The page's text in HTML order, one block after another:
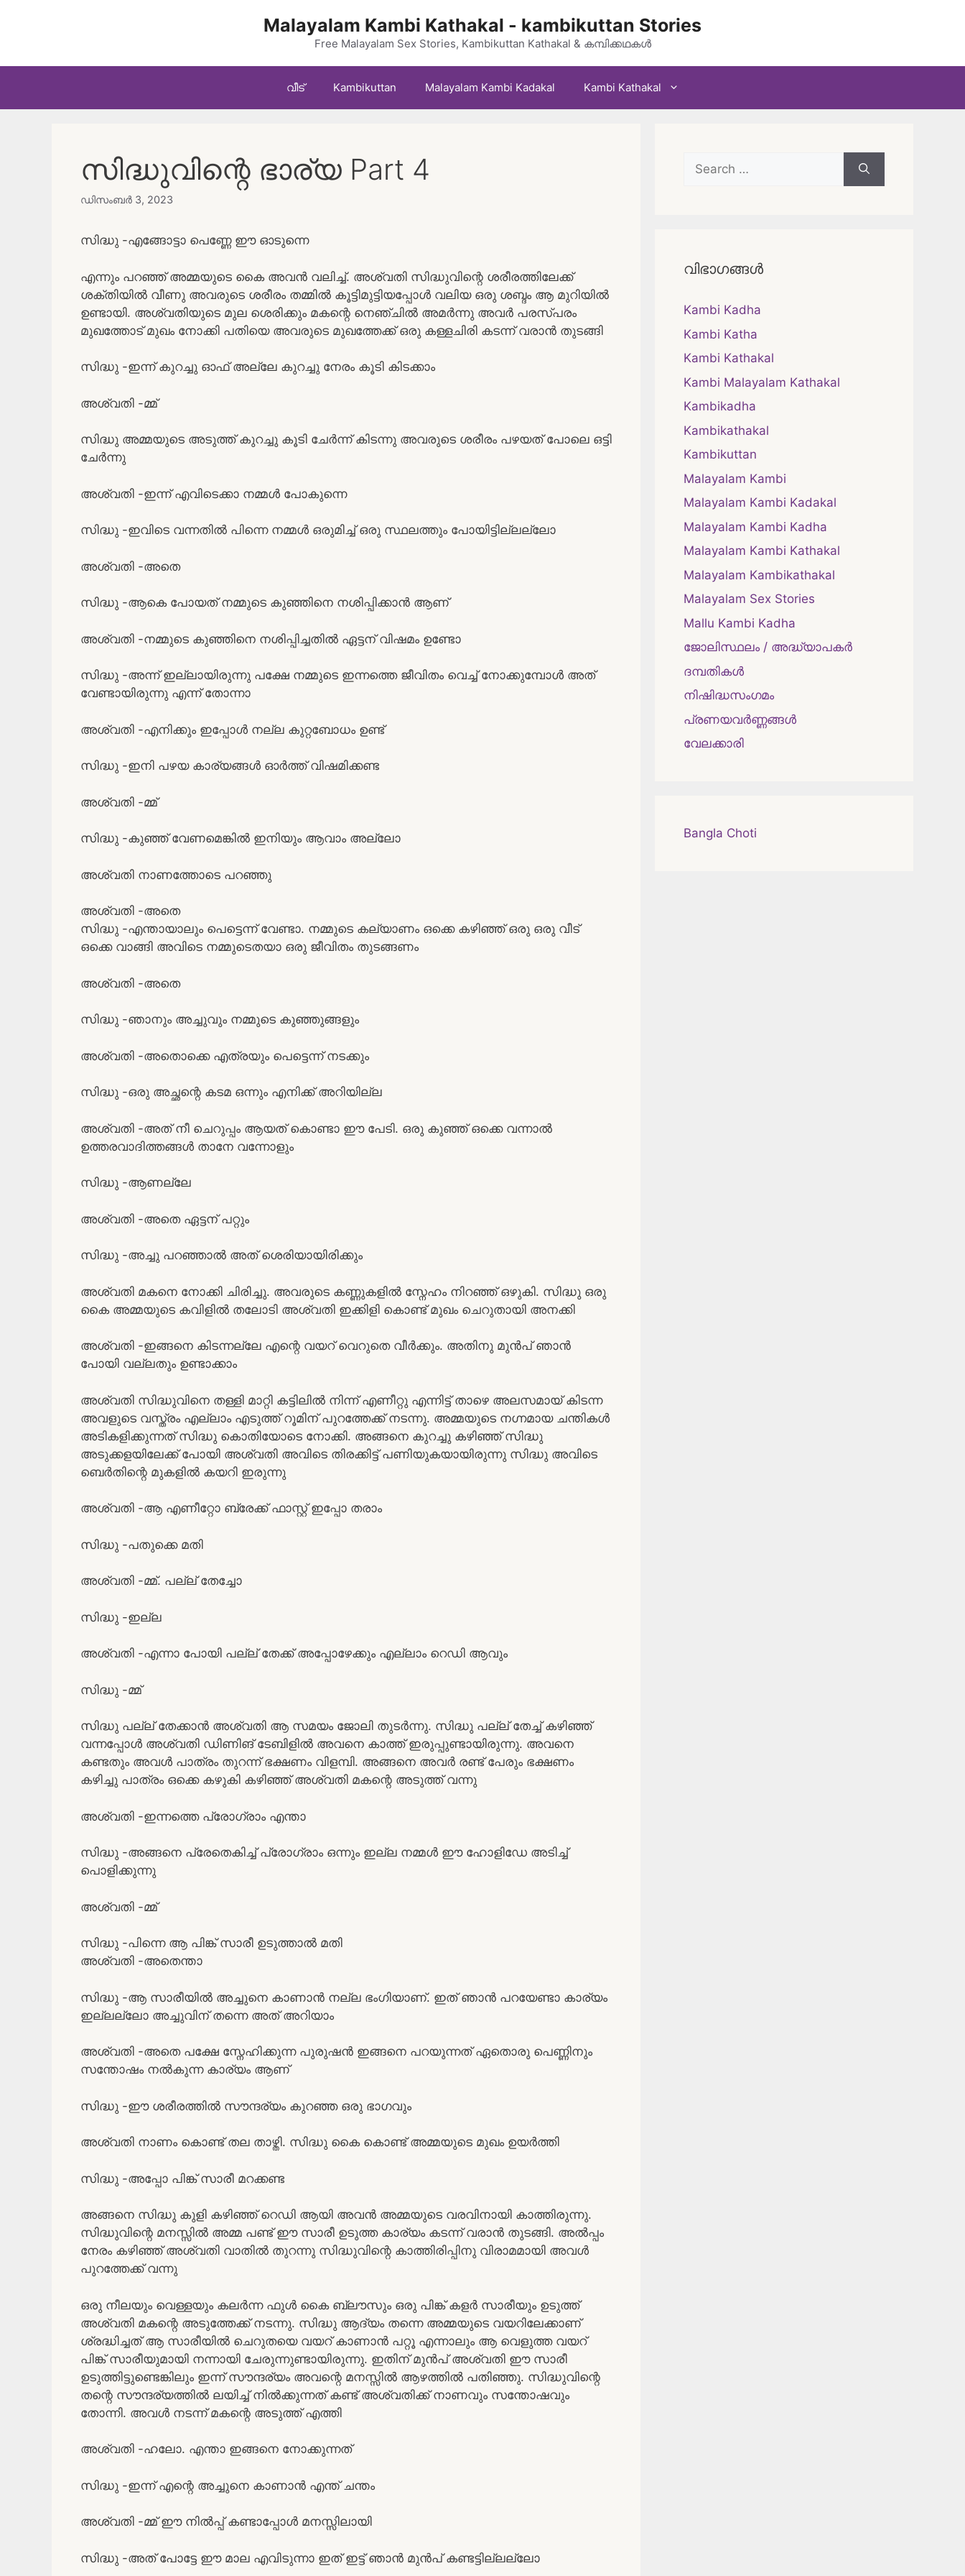
Malayalam Kambi Kathakal - kambikuttan Stories
Free Malayalam Sex Stories, Kambikuttan Kathakal & കമ്പിക്കഥകൾ
വീട് Kambikuttan Malayalam Kambi Kadakal Kambi Kathakal
സിദ്ധുവിന്റെ ഭാര്യ Part 4
ഡിസംബർ 3, 2023
സിദ്ധു -എങ്ങോട്ടാ പെണ്ണേ ഈ ഓടുന്നെ
എന്നും പറഞ്ഞ് അമ്മയുടെ കൈ അവൻ വലിച്ച്. അശ്വതി സിദ്ധുവിന്റെ ശരീരത്തിലേക്ക്
ശക്തിയിൽ വീണു അവരുടെ ശരീരം തമ്മിൽ കൂട്ടിമുട്ടിയപ്പോൾ വലിയ ഒരു ശബ്ദം ആ മുറിയിൽ
ഉണ്ടായി. അശ്വതിയുടെ മുല ശെരിക്കും മകന്റെ നെഞ്ചിൽ അമർന്നു അവർ പരസ്പരം
മുഖത്തോട് മുഖം നോക്കി പതിയെ അവരുടെ മുഖത്തേക്ക് ഒരു കള്ളചിരി കടന്ന് വരാൻ തുടങ്ങി
സിദ്ധു -ഇന്ന് കുറച്ചു ഓഫ്‌ അല്ലേ കുറച്ചു നേരം കൂടി കിടക്കാം
അശ്വതി -മ്മ്
സിദ്ധു അമ്മയുടെ അടുത്ത് കുറച്ചു കൂടി ചേർന്ന് കിടന്നു അവരുടെ ശരീരം പഴയത് പോലെ ഒട്ടി
ചേർന്നു
അശ്വതി -ഇന്ന് എവിടെക്കാ നമ്മൾ പോകുന്നെ
സിദ്ധു -ഇവിടെ വന്നതിൽ പിന്നെ നമ്മൾ ഒരുമിച്ച് ഒരു സ്ഥലത്തും പോയിട്ടില്ലല്ലോ
അശ്വതി -അതെ
സിദ്ധു -ആകെ പോയത് നമ്മുടെ കുഞ്ഞിനെ നശിപ്പിക്കാൻ ആണ്
അശ്വതി -നമ്മുടെ കുഞ്ഞിനെ നശിപ്പിച്ചതിൽ ഏട്ടന് വിഷമം ഉണ്ടോ
സിദ്ധു -അന്ന് ഇല്ലായിരുന്നു പക്ഷേ നമ്മുടെ ഇന്നത്തെ ജീവിതം വെച്ച് നോക്കുമ്പോൾ അത്
വേണ്ടായിരുന്നു എന്ന് തോന്നാ
അശ്വതി -എനിക്കും ഇപ്പോൾ നല്ല കുറ്റബോധം ഉണ്ട്
സിദ്ധു -ഇനി പഴയ കാര്യങ്ങൾ ഓർത്ത് വിഷമിക്കണ്ട
അശ്വതി -മ്മ്
സിദ്ധു -കുഞ്ഞ് വേണമെങ്കിൽ ഇനിയും ആവാം അല്ലോ
അശ്വതി നാണത്തോടെ പറഞ്ഞു
അശ്വതി -അതെ
സിദ്ധു -എന്തായാലും പെട്ടെന്ന് വേണ്ടാ. നമ്മുടെ കല്യാണം ഒക്കെ കഴിഞ്ഞ് ഒരു ഒരു വീട്
ഒക്കെ വാങ്ങി അവിടെ നമ്മുടെതയാ ഒരു ജീവിതം തുടങ്ങണം
അശ്വതി -അതെ
സിദ്ധു -ഞാനും അച്ചുവും നമ്മുടെ കുഞ്ഞുങ്ങളും
അശ്വതി -അതൊക്കെ എത്രയും പെട്ടെന്ന് നടക്കും
സിദ്ധു -ഒരു അച്ഛന്റെ കടമ ഒന്നും എനിക്ക് അറിയില്ല
അശ്വതി -അത് നീ ചെറുപ്പം ആയത് കൊണ്ടാ ഈ പേടി. ഒരു കുഞ്ഞ് ഒക്കെ വന്നാൽ
ഉത്തരവാദിത്തങ്ങൾ താനേ വന്നോളും
സിദ്ധു -ആണല്ലേ
അശ്വതി -അതെ ഏട്ടന് പറ്റും
സിദ്ധു -അച്ചു പറഞ്ഞാൽ അത് ശെരിയായിരിക്കും
അശ്വതി മകനെ നോക്കി ചിരിച്ചു. അവരുടെ കണ്ണുകളിൽ സ്നേഹം നിറഞ്ഞ് ഒഴുകി. സിദ്ധു ഒരു
കൈ അമ്മയുടെ കവിളിൽ തലോടി അശ്വതി ഇക്കിളി കൊണ്ട് മുഖം ചെറുതായി അനക്കി
അശ്വതി -ഇങ്ങനെ കിടന്നല്ലേ എന്റെ വയറ് വെറുതെ വീർക്കും. അതിനു മുൻപ് ഞാൻ
പോയി വല്ലതും ഉണ്ടാക്കാം
അശ്വതി സിദ്ധുവിനെ തള്ളി മാറ്റി കട്ടിലിൽ നിന്ന് എണീറ്റു എന്നിട്ട് താഴെ അലസമായ്‌ കിടന്ന
അവളുടെ വസ്ത്രം എല്ലാം എടുത്ത് റൂമിന് പുറത്തേക്ക് നടന്നു. അമ്മയുടെ നഗ്നമായ ചന്തികൾ
അടികളിക്കുന്നത് സിദ്ധു കൊതിയോടെ നോക്കി. അങ്ങനെ കുറച്ചു കഴിഞ്ഞ് സിദ്ധു
അടുക്കളയിലേക്ക് പോയി അശ്വതി അവിടെ തിരക്കിട്ട് പണിയുകയായിരുന്നു സിദ്ധു അവിടെ
ബെർതിന്റെ മുകളിൽ കയറി ഇരുന്നു
അശ്വതി -ആ എണീറ്റോ ബ്രേക്ക്‌ ഫാസ്റ്റ് ഇപ്പോ തരാം
സിദ്ധു -പതുക്കെ മതി
അശ്വതി -മ്മ്. പല്ല് തേച്ചോ
സിദ്ധു -ഇല്ല
അശ്വതി -എന്നാ പോയി പല്ല് തേക്ക് അപ്പോഴേക്കും എല്ലാം റെഡി ആവും
സിദ്ധു -മ്മ്
സിദ്ധു പല്ല് തേക്കാൻ അശ്വതി ആ സമയം ജോലി തുടർന്നു. സിദ്ധു പല്ല് തേച്ച് കഴിഞ്ഞ്
വന്നപ്പോൾ അശ്വതി ഡിണിങ് ടേബിളിൽ അവനെ കാത്ത് ഇരുപ്പുണ്ടായിരുന്നു. അവനെ
കണ്ടതും അവൾ പാത്രം തുറന്ന് ഭക്ഷണം വിളമ്പി. അങ്ങനെ അവർ രണ്ട് പേരും ഭക്ഷണം
കഴിച്ചു പാത്രം ഒക്കെ കഴുകി കഴിഞ്ഞ് അശ്വതി മകന്റെ അടുത്ത് വന്നു
അശ്വതി -ഇന്നത്തെ പ്രോഗ്രാം എന്താ
സിദ്ധു -അങ്ങനെ പ്രേതെകിച്ച് പ്രോഗ്രാം ഒന്നും ഇല്ല നമ്മൾ ഈ ഹോളിഡേ അടിച്ച്
പൊളിക്കുന്നു
അശ്വതി -മ്മ്
സിദ്ധു -പിന്നെ ആ പിങ്ക് സാരീ ഉടുത്താൽ മതി
അശ്വതി -അതെന്താ
സിദ്ധു -ആ സാരീയിൽ അച്ചുനെ കാണാൻ നല്ല ഭംഗിയാണ്. ഇത് ഞാൻ പറയേണ്ടാ കാര്യം
ഇല്ലല്ലോ അച്ചുവിന് തന്നെ അത് അറിയാം
അശ്വതി -അതെ പക്ഷേ സ്നേഹിക്കുന്ന പുരുഷൻ ഇങ്ങനെ പറയുന്നത് ഏതൊരു പെണ്ണിനും
സന്തോഷം നൽകുന്ന കാര്യം ആണ്
സിദ്ധു -ഈ ശരീരത്തിൽ സൗന്ദര്യം കുറഞ്ഞ ഒരു ഭാഗവും
അശ്വതി നാണം കൊണ്ട് തല താഴ്തി. സിദ്ധു കൈ കൊണ്ട് അമ്മയുടെ മുഖം ഉയർത്തി
സിദ്ധു -അപ്പോ പിങ്ക് സാരീ മറക്കണ്ട
അങ്ങനെ സിദ്ധു കുളി കഴിഞ്ഞ് റെഡി ആയി അവൻ അമ്മയുടെ വരവിനായി കാത്തിരുന്നു.
സിദ്ധുവിന്റെ മനസ്സിൽ അമ്മ പണ്ട് ഈ സാരീ ഉടുത്ത കാര്യം കടന്ന് വരാൻ തുടങ്ങി. അൽപ്പം
നേരം കഴിഞ്ഞ് അശ്വതി വാതിൽ തുറന്നു സിദ്ധുവിന്റെ കാത്തിരിപ്പിനു വിരാമമായി അവൾ
പുറത്തേക്ക് വന്നു
ഒരു നീലയും വെള്ളയും കലർന്ന ഫുൾ കൈ ബ്ലൗസും ഒരു പിങ്ക് കളർ സാരീയും ഉടുത്ത്
അശ്വതി മകന്റെ അടുത്തേക്ക് നടന്നു. സിദ്ധു ആദ്യം തന്നെ അമ്മയുടെ വയറിലേക്കാണ്
ശ്രദ്ധിച്ചത് ആ സാരീയിൽ ചെറുതയെ വയറ് കാണാൻ പറ്റൂ എന്നാലും ആ വെളുത്ത വയറ്
പിങ്ക് സാരീയുമായി നന്നായി ചേരുന്നുണ്ടായിരുന്നു. ഇതിന് മുൻപ് അശ്വതി ഈ സാരീ
ഉടുത്തിട്ടുണ്ടെങ്കിലും ഇന്ന് സൗന്ദര്യം അവന്റെ മനസ്സിൽ ആഴത്തിൽ പതിഞ്ഞു. സിദ്ധുവിന്റെ
തന്റെ സൗന്ദര്യത്തിൽ ലയിച്ച് നിൽക്കുന്നത് കണ്ട് അശ്വതിക്ക് നാണവും സന്തോഷവും
തോന്നി. അവൾ നടന്ന് മകന്റെ അടുത്ത് എത്തി
അശ്വതി -ഹലോ. എന്താ ഇങ്ങനെ നോക്കുന്നത്
സിദ്ധു -ഇന്ന് എന്റെ അച്ചുനെ കാണാൻ എന്ത് ചന്തം
അശ്വതി -മ്മ് ഈ നിൽപ്പ് കണ്ടാപ്പോൾ മനസ്സിലായി
സിദ്ധു -അത് പോട്ടേ ഈ മാല എവിടുന്നാ ഇത് ഇട്ട് ഞാൻ മുൻപ് കണ്ടട്ടില്ലല്ലോ
Search
for:
വിഭാഗങ്ങൾ
Kambi Kadha
Kambi Katha
Kambi Kathakal
Kambi Malayalam Kathakal
Kambikadha
Kambikathakal
Kambikuttan
Malayalam Kambi
Malayalam Kambi Kadakal
Malayalam Kambi Kadha
Malayalam Kambi Kathakal
Malayalam Kambikathakal
Malayalam Sex Stories
Mallu Kambi Kadha
ജോലിസ്ഥലം / അദ്ധ്യാപകർ
ദമ്പതികള്‍
നിഷിദ്ധസംഗമം
പ്രണയവർണ്ണങ്ങൾ
വേലക്കാരി
Bangla Choti